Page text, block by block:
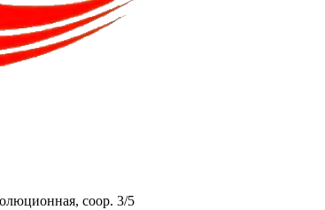
соор. 3/5